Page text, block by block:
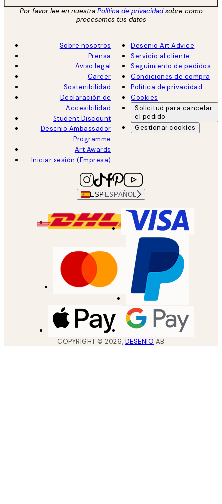
Por favor lee en nuestra Política de privacidadsobre como
procesamos tus datos
Sobre nosotros
Prensa
Aviso legal
Career
Sostenibilidad
Declaración de
Accesibilidad
Student Discount
Desenio Ambassador
Programme
Art Awards
Iniciar sesión (Empresa)
Desenio Art Advice
Servicio al cliente
Seguimiento de pedidos
Condiciones de compra
Política de privacidad
Cookies
Solicitud para cancelar
el pedido
Gestionar cookies
ESP ESPAÑOL
COPYRIGHT ©2026, DESENIO AB